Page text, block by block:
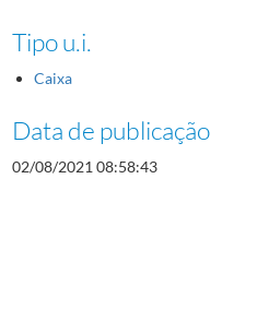
Tipo u.i.
Caixa
Data de publicação
02/08/2021 08:58:43